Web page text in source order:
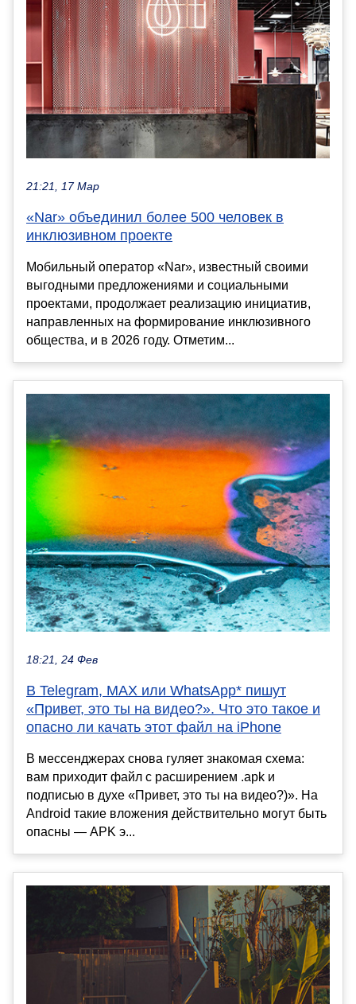
21:21, 17 Мар
«Nar» объединил более 500 человек в
инклюзивном проекте
Мобильный оператор «Nar», известный своими
выгодными предложениями и социальными
проектами, продолжает реализацию инициатив,
направленных на формирование инклюзивного
общества, и в 2026 году. Отметим...
18:21, 24 Фев
В Telegram, MAX или WhatsApp* пишут
«Привет, это ты на видео?». Что это такое и
опасно ли качать этот файл на iPhone
В мессенджерах снова гуляет знакомая схема:
вам приходит файл с расширением .apk и
подписью в духе «Привет, это ты на видео?)». На
Android такие вложения действительно могут быть
опасны — APK э...